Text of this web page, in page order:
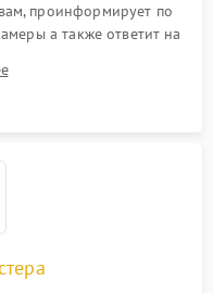
проинформирует по
а также ответит на